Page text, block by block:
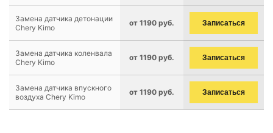
Замена датчика детонации
Chery Kimo
от 1190 руб. Записаться
Замена датчика коленвала
Chery Kimo
от 1190 руб. Записаться
Замена датчика впускного
воздуха Chery Kimo
от 1190 руб. Записаться